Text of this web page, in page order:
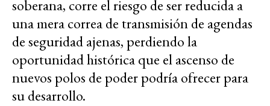
soberana, corre el riesgo de ser reducida a
una mera correa de transmisión de agendas
de seguridad ajenas, perdiendo la
oportunidad histórica que el ascenso de
nuevos polos de poder podría ofrecer para
su desarrollo.